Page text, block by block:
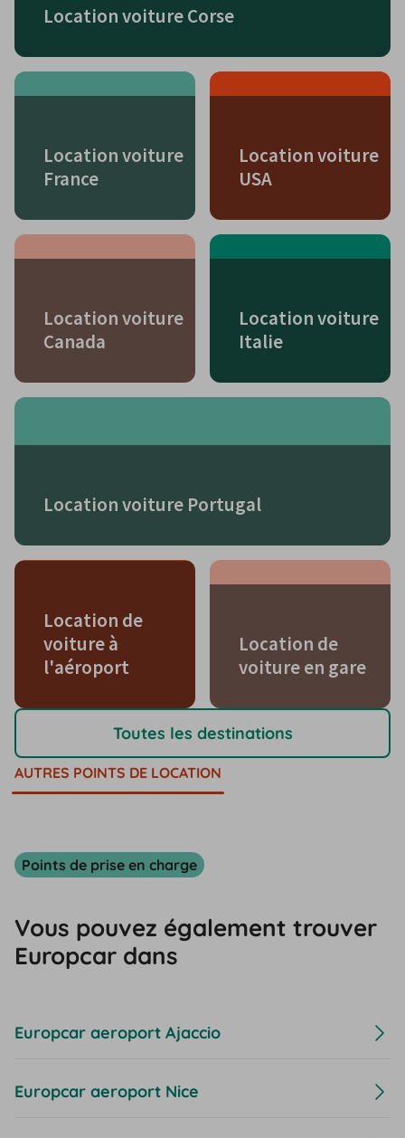
Location voiture Corse
Location voiture
France
Location voiture
USA
Location voiture
Canada
Location voiture
Italie
Location voiture Portugal
Location de
voiture à
l'aéroport
Location de
voiture en gare
Toutes les destinations
AUTRES POINTS DE LOCATION
Points de prise en charge
Vous pouvez également trouver
Europcar dans
Europcar aeroport Ajaccio
Europcar aeroport Nice